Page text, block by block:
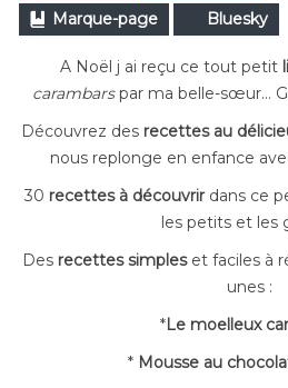
Marque-page
Bluesky
A Noël j ai reçu ce tout petit
carambarspar ma belle-sœur…
Découvrez des recettes au
nous replonge en enfance
30 recettes à découvrirdans ce
les petits et les
Des recettes simpleset faciles à
unes :
*Le moelleux
* Mousse au